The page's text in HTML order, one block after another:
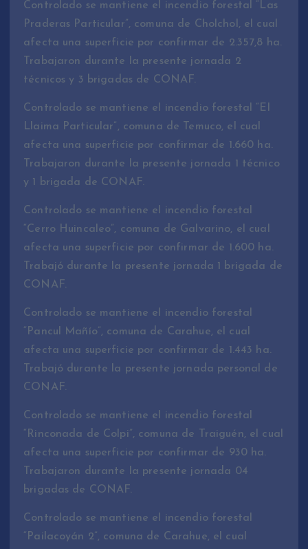
Controlado se mantiene el incendio forestal “Las
Praderas Particular”, comuna de Cholchol, el cual
afecta una superficie por confirmar de 2.357,8 ha.
Trabajaron durante la presente jornada 2
técnicos y 3 brigadas de CONAF.
Controlado se mantiene el incendio forestal “El
Llaima Particular”, comuna de Temuco, el cual
afecta una superficie por confirmar de 1.660 ha.
Trabajaron durante la presente jornada 1 técnico
y 1 brigada de CONAF.
Controlado se mantiene el incendio forestal
“Cerro Huincaleo”, comuna de Galvarino, el cual
afecta una superficie por confirmar de 1.600 ha.
Trabajó durante la presente jornada 1 brigada de
CONAF.
Controlado se mantiene el incendio forestal
“Pancul Mañío”, comuna de Carahue, el cual
afecta una superficie por confirmar de 1.443 ha.
Trabajó durante la presente jornada personal de
CONAF.
Controlado se mantiene el incendio forestal
“Rinconada de Colpi”, comuna de Traiguén, el cual
afecta una superficie por confirmar de 930 ha.
Trabajaron durante la presente jornada 04
brigadas de CONAF.
Controlado se mantiene el incendio forestal
“Pailacoyán 2”, comuna de Carahue, el cual